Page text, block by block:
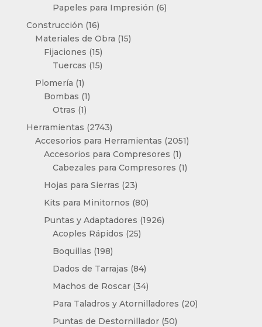
productos
Papeles para Impresión 66
Construcción 1616
productos
Materiales de Obra 1515
Fijaciones 1515
productos
Tuercas 1515
Plomería 11
producto
Bombas 11
Otras 11
producto
Herramientas 27432743
productos
Accesorios para Herramientas 20512051
Accesorios para Compresores 11
producto
Cabezales para Compresores 11
Hojas para Sierras 2323
productos
Kits para Minitornos 8080
productos
Puntas y Adaptadores 19261926
Acoples Rápidos 2525
Boquillas 198198
productos
Dados de Tarrajas 8484
productos
Machos de Roscar 3434
productos
Para Taladros y Atornilladores 2020
Puntas de Destornillador 5050